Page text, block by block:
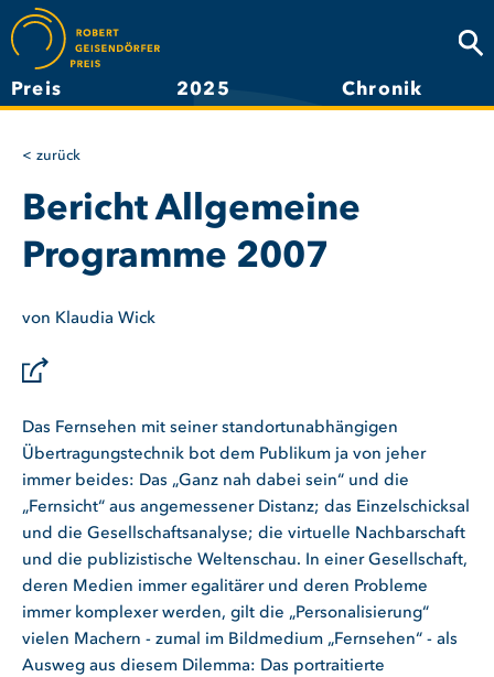
Direkt
zum
Inhalt
Preis 2025 Chronik
zurück
Bericht Allgemeine
Programme 2007
von Klaudia Wick
Das Fernsehen mit seiner standortunabhängigen
Übertragungstechnik bot dem Publikum ja von jeher
immer beides: Das „Ganz nah dabei sein“ und die
„Fernsicht“ aus angemessener Distanz; das Einzelschicksal
und die Gesellschaftsanalyse; die virtuelle Nachbarschaft
und die publizistische Weltenschau. In einer Gesellschaft,
deren Medien immer egalitärer und deren Probleme
immer komplexer werden, gilt die „Personalisierung“
vielen Machern - zumal im Bildmedium „Fernsehen“ - als
Ausweg aus diesem Dilemma: Das portraitierte